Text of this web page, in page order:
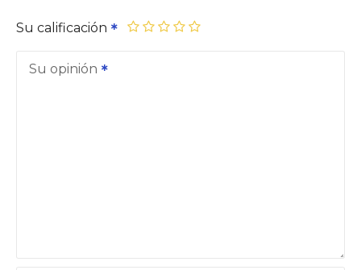
Su calificación
Su opinión